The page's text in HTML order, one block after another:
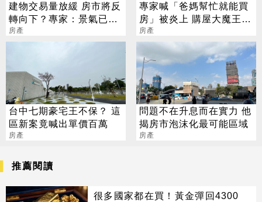
建物交易量放緩 房市將反
轉向下？專家：景氣已達
高峰
房產
專家喊「爸媽幫忙就能買
房」被炎上 購屋大魔王曝
光
房產
台中七期豪宅王不保？ 這
區新案竟喊出單價百萬
房產
問題不在升息而在實力 他
揭房市泡沫化最可能區域
房產
推薦閱讀
很多國家都在買！黃金彈回4300